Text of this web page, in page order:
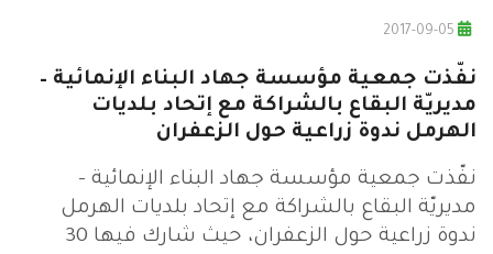
نفّذت جمعية مؤسسة جهاد البناء الإنمائية –
مديريّة البقاع بالشراكة مع إتحاد بلديات
الهرمل ندوة زراعية حول الزعفران
نفّذت جمعية مؤسسة جهاد البناء الإنمائية –
مديريّة البقاع بالشراكة مع إتحاد بلديات الهرمل
ندوة زراعية حول الزعفران، حيث شارك فيها 30